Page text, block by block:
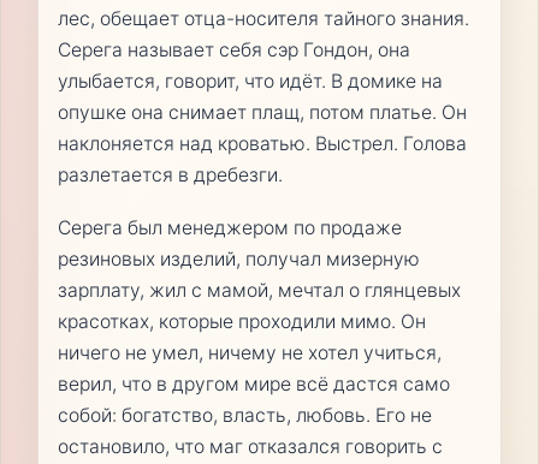
лес, обещает отца-носителя тайного знания.
Серега называет себя сэр Гондон, она
улыбается, говорит, что идёт. В домике на
опушке она снимает плащ, потом платье. Он
наклоняется над кроватью. Выстрел. Голова
разлетается в дребезги.
Серега был менеджером по продаже
резиновых изделий, получал мизерную
зарплату, жил с мамой, мечтал о глянцевых
красотках, которые проходили мимо. Он
ничего не умел, ничему не хотел учиться,
верил, что в другом мире всё дастся само
собой: богатство, власть, любовь. Его не
остановило, что маг отказался говорить с